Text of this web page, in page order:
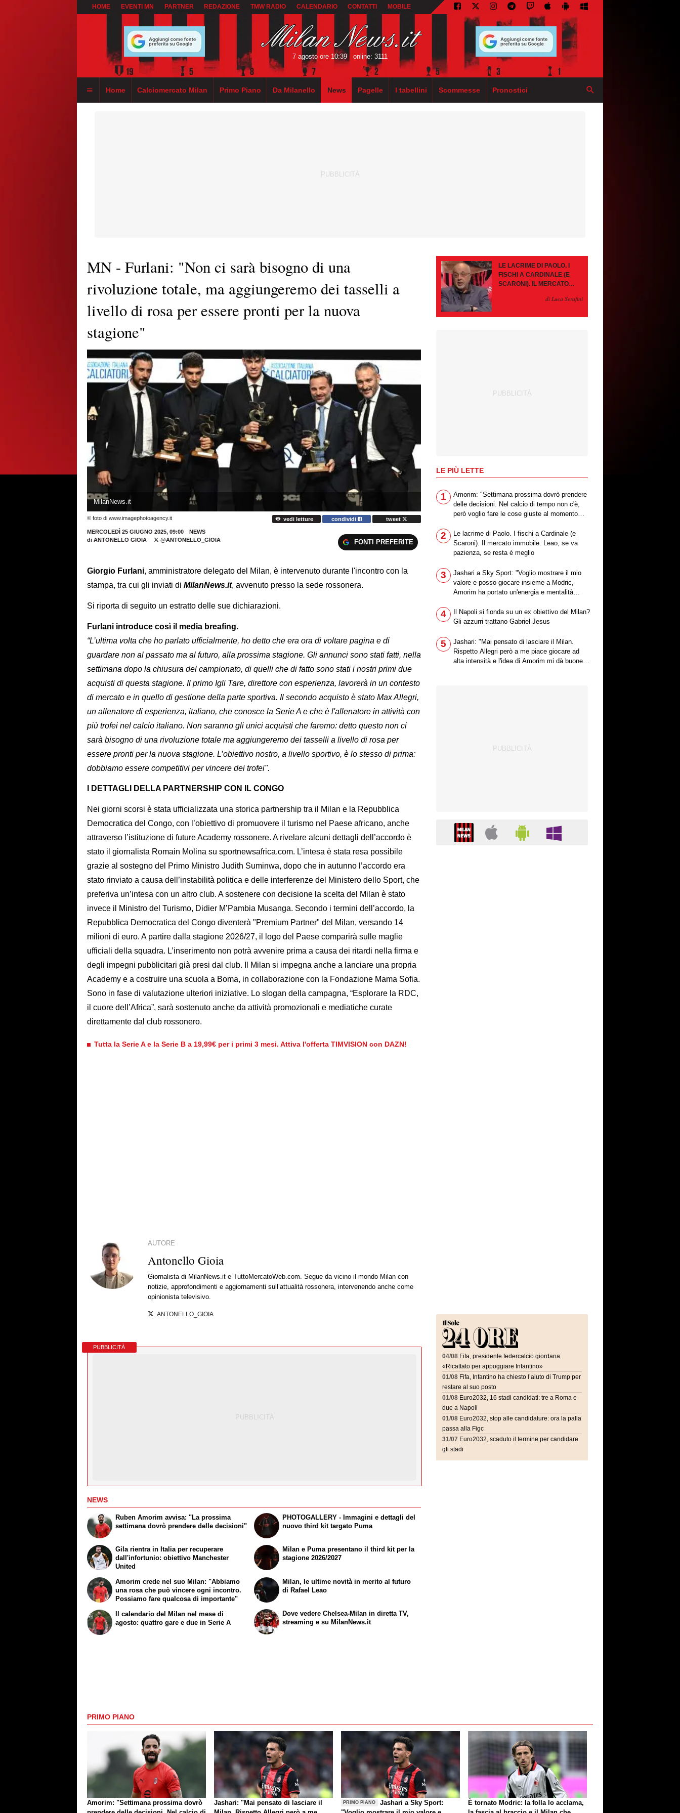
HOME EVENTI MN PARTNER REDAZIONE TMW RADIO CALENDARIO CONTATTI MOBILE
7 agosto ore 10:39 online: 3111
Home Calciomercato Milan Primo Piano Da Milanello News Pagelle I tabellini Scommesse Pronostici
MN - Furlani: "Non ci sarà bisogno di una
rivoluzione totale, ma aggiungeremo dei tasselli a
livello di rosa per essere pronti per la nuova
stagione"
MilanNews.it
© foto di www.imagephotoagency.it vedi letture condividi tweet
MERCOLEDÌ 25 GIUGNO 2025, 09:00
NEWS
di ANTONELLO GIOIA @ANTONELLO_GIOIA FONTI PREFERITE
Giorgio Furlani, amministratore delegato del Milan, è intervenuto durante l'incontro con la
stampa, tra cui gli inviati di MilanNews.it, avvenuto presso la sede rossonera.
Si riporta di seguito un estratto delle sue dichiarazioni.
Furlani introduce così il media breafing.
“L’ultima volta che ho parlato ufficialmente, ho detto che era ora di voltare pagina e di
guardare non al passato ma al futuro, alla prossima stagione. Gli annunci sono stati fatti, nella
settimana dopo la chiusura del campionato, di quelli che di fatto sono stati i nostri primi due
acquisti di questa stagione. Il primo Igli Tare, direttore con esperienza, lavorerà in un contesto
di mercato e in quello di gestione della parte sportiva. Il secondo acquisto è stato Max Allegri,
un allenatore di esperienza, italiano, che conosce la Serie A e che è l'allenatore in attività con
più trofei nel calcio italiano. Non saranno gli unici acquisti che faremo: detto questo non ci
sarà bisogno di una rivoluzione totale ma aggiungeremo dei tasselli a livello di rosa per
essere pronti per la nuova stagione. L’obiettivo nostro, a livello sportivo, è lo stesso di prima:
dobbiamo essere competitivi per vincere dei trofei".
I DETTAGLI DELLA PARTNERSHIP CON IL CONGO
Nei giorni scorsi è stata ufficializzata una storica partnership tra il Milan e la Repubblica
Democratica del Congo, con l’obiettivo di promuovere il turismo nel Paese africano, anche
attraverso l’istituzione di future Academy rossonere. A rivelare alcuni dettagli dell’accordo è
stato il giornalista Romain Molina su sportnewsafrica.com. L’intesa è stata resa possibile
grazie al sostegno del Primo Ministro Judith Suminwa, dopo che in autunno l’accordo era
stato rinviato a causa dell’instabilità politica e delle interferenze del Ministero dello Sport, che
preferiva un’intesa con un altro club. A sostenere con decisione la scelta del Milan è stato
invece il Ministro del Turismo, Didier M’Pambia Musanga. Secondo i termini dell’accordo, la
Repubblica Democratica del Congo diventerà "Premium Partner" del Milan, versando 14
milioni di euro. A partire dalla stagione 2026/27, il logo del Paese comparirà sulle maglie
ufficiali della squadra. L’inserimento non potrà avvenire prima a causa dei ritardi nella firma e
degli impegni pubblicitari già presi dal club. Il Milan si impegna anche a lanciare una propria
Academy e a costruire una scuola a Boma, in collaborazione con la Fondazione Mama Sofia.
Sono in fase di valutazione ulteriori iniziative. Lo slogan della campagna, “Esplorare la RDC,
il cuore dell’Africa”, sarà sostenuto anche da attività promozionali e mediatiche curate
direttamente dal club rossonero.
Tutta la Serie A e la Serie B a 19,99€ per i primi 3 mesi. Attiva l'offerta TIMVISION con DAZN!
AUTORE
Antonello Gioia
Giornalista di MilanNews.it e TuttoMercatoWeb.com. Segue da vicino il mondo Milan con
notizie, approfondimenti e aggiornamenti sull’attualità rossonera, intervenendo anche come
opinionista televisivo.
ANTONELLO_GIOIA
PUBBLICITÀ
NEWS
Ruben Amorim avvisa: "La prossima
settimana dovrò prendere delle decisioni"
Gila rientra in Italia per recuperare
dall'infortunio: obiettivo Manchester
United
PHOTOGALLERY - Immagini e dettagli del
nuovo third kit targato Puma
Milan e Puma presentano il third kit per la
stagione 2026/2027
Amorim crede nel suo Milan: "Abbiamo
una rosa che può vincere ogni incontro.
Possiamo fare qualcosa di importante"
Il calendario del Milan nel mese di
agosto: quattro gare e due in Serie A
Milan, le ultime novità in merito al futuro
di Rafael Leao
Dove vedere Chelsea-Milan in diretta TV,
streaming e su MilanNews.it
LE LACRIME DI PAOLO. I
FISCHI A CARDINALE (E
SCARONI). IL MERCATO
PAZIENZA, SE RESTA È
di Luca Serafini
LE PIÙ LETTE
1
Amorim: "Settimana prossima dovrò prendere
delle decisioni. Nel calcio di tempo non c'è,
però voglio fare le cose giuste al momento
2
Le lacrime di Paolo. I fischi a Cardinale (e
Scaroni). Il mercato immobile. Leao, se va
pazienza, se resta è meglio
3
Jashari a Sky Sport: "Voglio mostrare il mio
valore e posso giocare insieme a Modric,
Amorim ha portato un'energia e mentalità
4
Il Napoli si fionda su un ex obiettivo del Milan?
Gli azzurri trattano Gabriel Jesus
5
Jashari: "Mai pensato di lasciare il Milan.
Rispetto Allegri però a me piace giocare ad
alta intensità e l'idea di Amorim mi dà buone
04/08 Fifa, presidente federcalcio giordana:
«Ricattato per appoggiare Infantino»
01/08 Fifa, Infantino ha chiesto l’aiuto di Trump per
restare al suo posto
01/08 Euro2032, 16 stadi candidati: tre a Roma e
due a Napoli
01/08 Euro2032, stop alle candidature: ora la palla
passa alla Figc
31/07 Euro2032, scaduto il termine per candidare
gli stadi
PRIMO PIANO
Amorim: "Settimana prossima dovrò
Jashari: "Mai pensato di lasciare il
PRIMO PIANO
Jashari a Sky Sport:
È tornato Modric: la folla lo acclama,